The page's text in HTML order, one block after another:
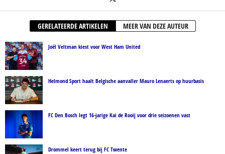
GERELATEERDE ARTIKELEN MEER VAN DEZE AUTEUR
Joël Veltman kiest voor West Ham United
Helmond Sport haalt Belgische aanvaller Mauro Lenaerts op huurbasis
FC Den Bosch legt 16-jarige Kai de Rooij voor drie seizoenen vast
Drommel keert terug bij FC Twente